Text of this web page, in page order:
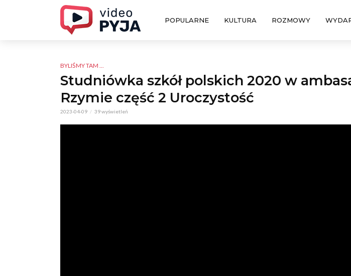
POPULARNE KULTURA ROZMOWY
BYLIŚMY TAM ...
Studniówka szkół polskich 2020 w
Rzymie część 2 Uroczystość
2023-04-09 39 wyświetleń